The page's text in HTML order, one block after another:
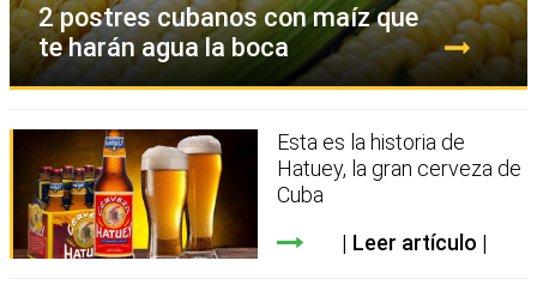
2 postres cubanos con maíz que
te harán agua la boca
Esta es la historia de
Hatuey, la gran cerveza de
Cuba
Leer artículo